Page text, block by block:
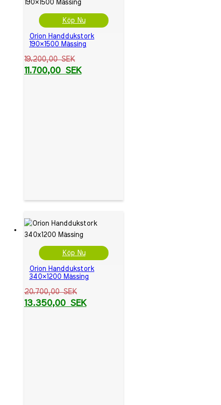
Köp Nu
Orion Handdukstork
190×1500 Mässing
19.200,00SEK
11.700,00 SEK
Köp Nu
Orion Handdukstork
340×1200 Mässing
20.700,00SEK
13.350,00 SEK